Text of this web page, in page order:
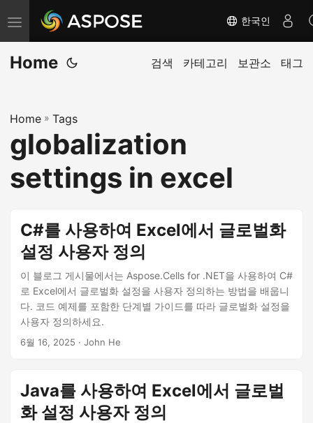
탐
색
전
한국인
Home 검색 카테고리 보관소 태그
Home » Tags
globalization
settings in excel
C#를 사용하여 Excel에서 글로벌화
설정 사용자 정의
이 블로그 게시물에서는 Aspose.Cells for .NET을 사용하여 C#
로 Excel에서 글로벌화 설정을 사용자 정의하는 방법을 배웁니
다. 코드 예제를 포함한 단계별 가이드를 따라 글로벌화 설정을
사용자 정의하세요.
6월 16, 2025 · John He
Java를 사용하여 Excel에서 글로벌
화 설정 사용자 정의